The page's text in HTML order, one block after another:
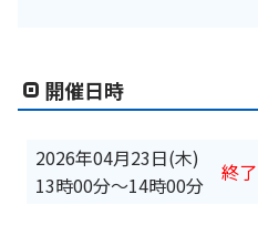
開催日時
2026年04月23日(木)
13時00分〜14時00分
終了